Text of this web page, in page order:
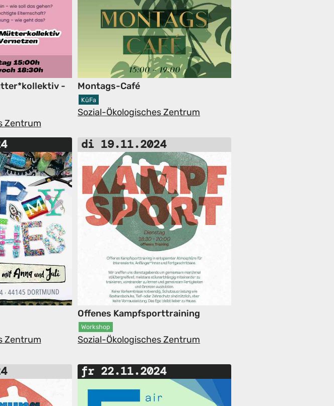
-
Zentrum
Montags-Café
KüFa
Sozial-Ökologisches Zentrum
Zentrum
di 19.11.2024
Offenes Kampfsporttraining
Workshop
Sozial-Ökologisches Zentrum
fr 22.11.2024